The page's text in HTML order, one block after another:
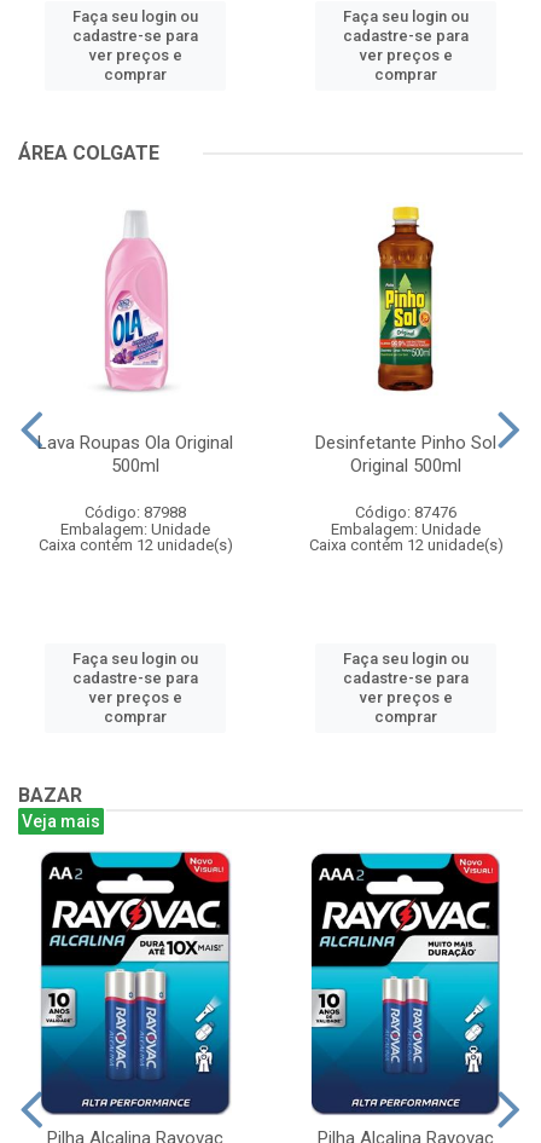
Faça seu login ou
cadastre-se para
ver preços e
comprar
Faça seu login ou
cadastre-se para
ver preços e
comprar
ÁREA COLGATE
Lava Roupas Ola Original
500ml
Código: 87988
Embalagem: Unidade
Caixa contém 12 unidade(s)
Faça seu login ou
cadastre-se para
ver preços e
comprar
Desinfetante Pinho Sol
Original 500ml
Código: 87476
Embalagem: Unidade
Caixa contém 12 unidade(s)
Faça seu login ou
cadastre-se para
ver preços e
comprar
BAZAR
Veja mais
Pilha Alcalina Rayovac
Pilha Alcalina Rayovac